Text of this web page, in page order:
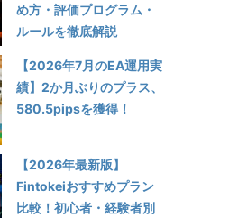
め方・評価プログラム・
ルールを徹底解説
【2026年7月のEA運用実
績】2か月ぶりのプラス、
580.5pipsを獲得！
【2026年最新版】
Fintokeiおすすめプラン
比較！初心者・経験者別